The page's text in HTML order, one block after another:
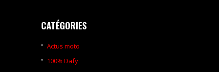
CATÉGORIES
Actus moto
100% Dafy